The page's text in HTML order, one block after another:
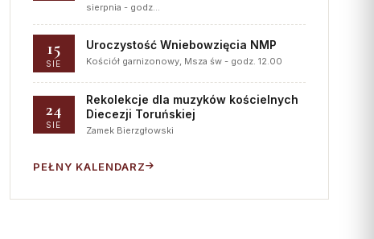
sierpnia - godz…
15
SIE
Uroczystość Wniebowzięcia NMP
Kościół garnizonowy, Msza św - godz. 12.00
24
SIE
Rekolekcje dla muzyków kościelnych
Diecezji Toruńskiej
Zamek Bierzgłowski
PEŁNY KALENDARZ